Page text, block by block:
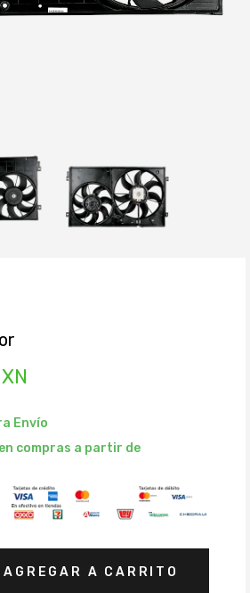
Envío
en compras a partir de
AGREGAR A CARRITO